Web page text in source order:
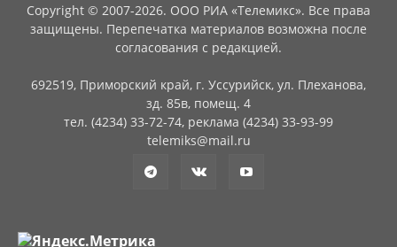
Copyright © 2007-2026. ООО РИА «Телемикс». Все права
защищены. Перепечатка материалов возможна после
согласования с редакцией.
692519, Приморский край, г. Уссурийск, ул. Плеханова,
зд. 85в, помещ. 4
тел. (4234) 33-72-74, реклама (4234) 33-93-99
telemiks@mail.ru